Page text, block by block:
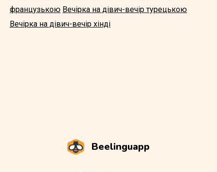
французькою Вечірка на дівич-вечір турецькою
Вечірка на дівич-вечір хінді
Beelinguapp